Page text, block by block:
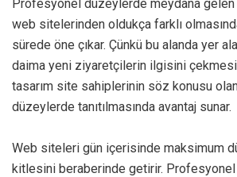
Profesyonel düzeylerde meydana
web sitelerinden oldukça farklı
sürede öne çıkar. Çünkü bu alanda yer
daima yeni ziyaretçilerin ilgisini
tasarım site sahiplerinin söz konusu
düzeylerde tanıtılmasında avantaj sunar.
Web siteleri gün içerisinde maksimum
kitlesini beraberinde getirir. Profesyonel